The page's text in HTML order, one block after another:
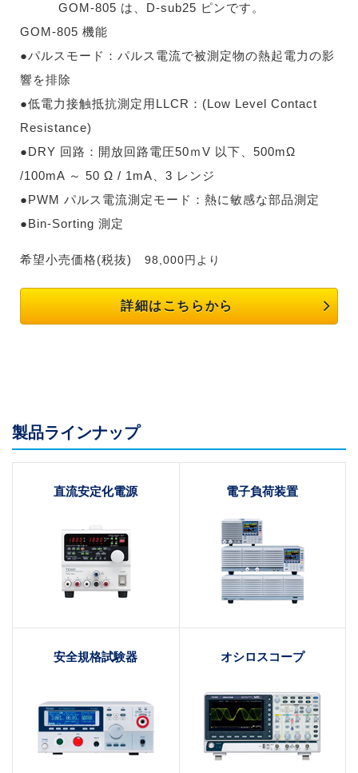
GOM-805 は、D-sub25 ピンです。
GOM-805 機能
●パルスモード：パルス電流で被測定物の熱起電力の影
響を排除
●低電力接触抵抗測定用LLCR：(Low Level Contact
Resistance)
●DRY 回路：開放回路電圧50ｍV 以下、500mΩ
/100mA ～ 50 Ω / 1mA、3 レンジ
●PWM パルス電流測定モード：熱に敏感な部品測定
●Bin-Sorting 測定
希望小売価格(税抜) 98,000円より
詳細はこちらから
製品ラインナップ
直流安定化電源 電子負荷装置
安全規格試験器 オシロスコープ